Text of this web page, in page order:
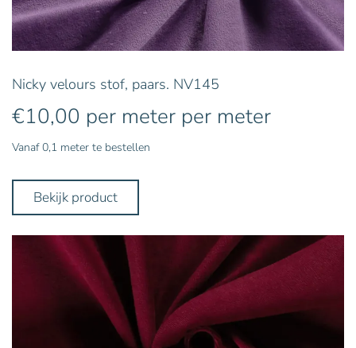
Nicky velours stof, paars. NV145
€10,00 per meter per meter
Vanaf 0,1 meter te bestellen
Bekijk product